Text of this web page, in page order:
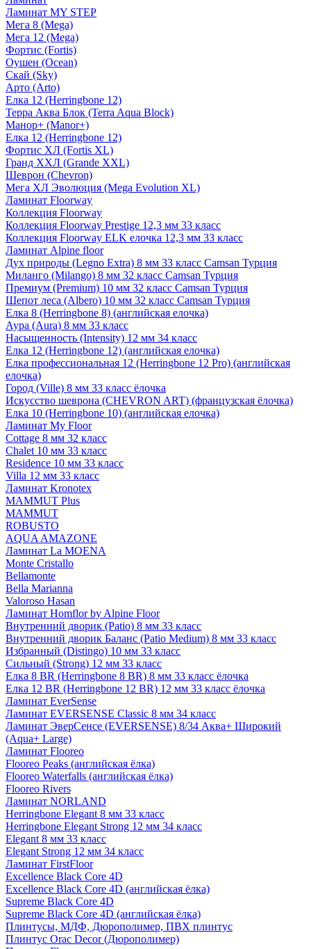
Ламинат MY STEP
Мега 8 (Mega)
Мега 12 (Mega)
Фортис (Fortis)
Оушен (Ocean)
Скай (Sky)
Арто (Arto)
Елка 12 (Herringbone 12)
Терра Аква Блок (Terra Aqua Block)
Манор+ (Manor+)
Елка 12 (Herringbone 12)
Фортис ХЛ (Fortis XL)
Гранд ХХЛ (Grande XXL)
Шеврон (Chevron)
Мега ХЛ Эволюция (Mega Evolution XL)
Ламинат Floorway
Коллекция Floorway
Коллекция Floorway Prestige 12,3 мм 33 класс
Коллекция Floorway ELK елочка 12,3 мм 33 класс
Ламинат Alpine floor
Дух природы (Legno Extra) 8 мм 33 класс Camsan Турция
Миланго (Milango) 8 мм 32 класс Camsan Турция
Премиум (Premium) 10 мм 32 класс Camsan Турция
Шепот леса (Albero) 10 мм 32 класс Camsan Турция
Елка 8 (Herringbone 8) (английская елочка)
Аура (Aura) 8 мм 33 класс
Насыщенность (Intensity) 12 мм 34 класс
Елка 12 (Herringbone 12) (английская елочка)
Елка профессиональная 12 (Herringbone 12 Pro) (английская
елочка)
Город (Ville) 8 мм 33 класс ёлочка
Искусство шеврона (CHEVRON ART) (французская ёлочка)
Елка 10 (Herringbone 10) (английская елочка)
Ламинат My Floor
Cottage 8 мм 32 класс
Chalet 10 мм 33 класс
Residence 10 мм 33 класс
Villa 12 мм 33 класс
Ламинат Kronotex
MAMMUT Plus
MAMMUT
ROBUSTO
AQUA AMAZONE
Ламинат La MOENA
Monte Cristallo
Bellamonte
Bella Marianna
Valoroso Hasan
Ламинат Homflor by Alpine Floor
Внутренний дворик (Patio) 8 мм 33 класс
Внутренний дворик Баланс (Patio Medium) 8 мм 33 класс
Избранный (Distingo) 10 мм 33 класс
Сильный (Strong) 12 мм 33 класс
Елка 8 BR (Herringbone 8 BR) 8 мм 33 класс ёлочка
Елка 12 BR (Herringbone 12 BR) 12 мм 33 класс ёлочка
Ламинат EverSense
Ламинат EVERSENSE Classic 8 мм 34 класс
Ламинат ЭверСенсе (EVERSENSE) 8/34 Аква+ Широкий
(Aqua+ Large)
Ламинат Flooreo
Flooreo Peaks (английская ёлка)
Flooreo Waterfalls (английская ёлка)
Flooreo Rivers
Ламинат NORLAND
Herringbone Elegant 8 мм 33 класс
Herringbone Elegant Strong 12 мм 34 класс
Elegant 8 мм 33 класс
Elegant Strong 12 мм 34 класс
Ламинат FirstFloor
Excellence Black Core 4D
Excellence Black Core 4D (английская ёлка)
Supreme Black Core 4D
Supreme Black Core 4D (английская ёлка)
Плинтусы, МДФ, Дюрополимер, ПВХ плинтус
Плинтус Orac Decor (Дюрополимер)